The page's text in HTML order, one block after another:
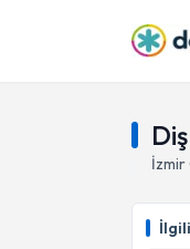
İzmir